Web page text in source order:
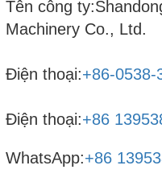
Tên công
Machinery Co., Ltd.
Điện thoại:+86-0538-
Điện thoại:+86
WhatsApp:+86